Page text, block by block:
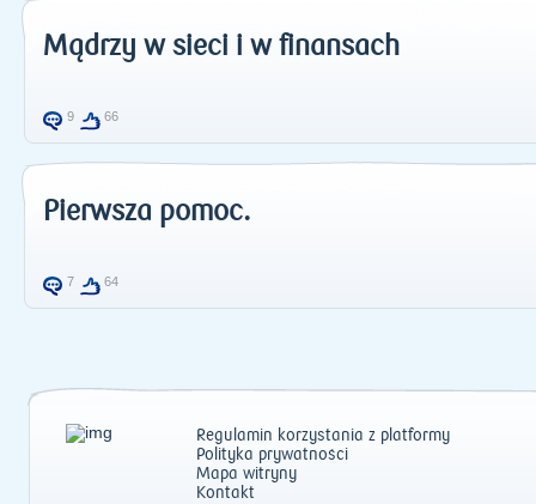
Mądrzy w sieci i w finansach
9 66
Pierwsza pomoc.
7 64
Regulamin korzystania z platformy
Polityka prywatności
Mapa witryny
Kontakt